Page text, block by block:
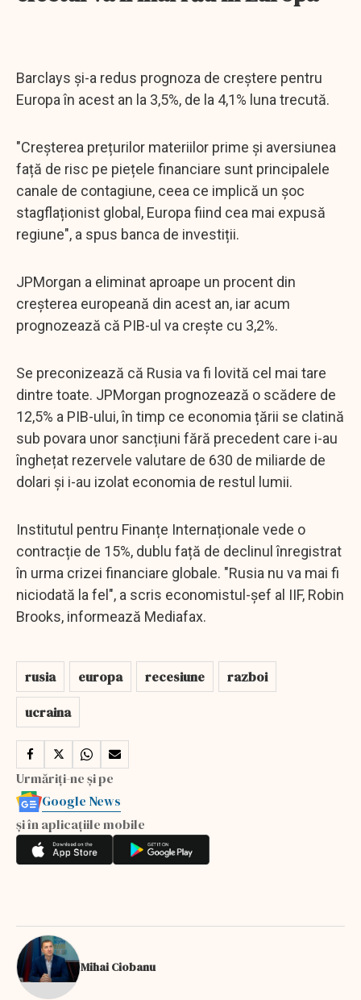
Barclays și-a redus prognoza de creștere pentru
Europa în acest an la 3,5%, de la 4,1% luna trecută.
"Creșterea prețurilor materiilor prime și aversiunea
față de risc pe piețele financiare sunt principalele
canale de contagiune, ceea ce implică un șoc
stagflaționist global, Europa fiind cea mai expusă
regiune", a spus banca de investiții.
JPMorgan a eliminat aproape un procent din
creșterea europeană din acest an, iar acum
prognozează că PIB-ul va crește cu 3,2%.
Se preconizează că Rusia va fi lovită cel mai tare
dintre toate. JPMorgan prognozează o scădere de
12,5% a PIB-ului, în timp ce economia țării se clatină
sub povara unor sancțiuni fără precedent care i-au
înghețat rezervele valutare de 630 de miliarde de
dolari și i-au izolat economia de restul lumii.
Institutul pentru Finanțe Internaționale vede o
contracție de 15%, dublu față de declinul înregistrat
în urma crizei financiare globale. "Rusia nu va mai fi
niciodată la fel", a scris economistul-șef al IIF, Robin
Brooks, informează Mediafax.
rusia europa recesiune
razboi
ucraina
Urmăriți-ne și pe
Google News
și în aplicațiile mobile
Mihai Ciobanu